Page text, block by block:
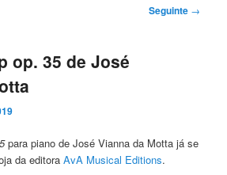
Seguinte →
op. 35 de José
para piano de José Vianna da Motta já se
da editoraAvA Musical Editions.